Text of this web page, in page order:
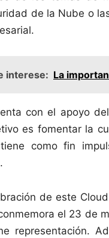
de la Nube o
interese: La
con el apoyo
es fomentar la
como fin
de este
el 23 de
representación.